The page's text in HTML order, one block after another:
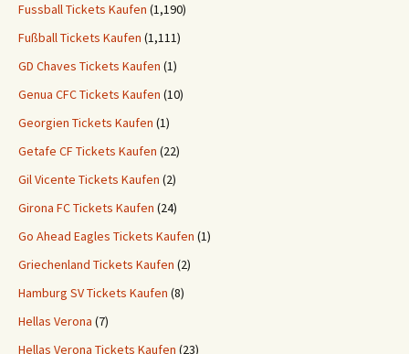
Fussball Tickets Kaufen (1,190)
Fußball Tickets Kaufen (1,111)
GD Chaves Tickets Kaufen (1)
Genua CFC Tickets Kaufen (10)
Georgien Tickets Kaufen (1)
Getafe CF Tickets Kaufen (22)
Gil Vicente Tickets Kaufen (2)
Girona FC Tickets Kaufen (24)
Go Ahead Eagles Tickets Kaufen (1)
Griechenland Tickets Kaufen (2)
Hamburg SV Tickets Kaufen (8)
Hellas Verona (7)
Hellas Verona Tickets Kaufen (23)